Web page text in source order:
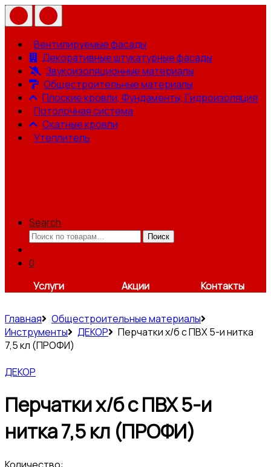
Вентилируемые фасады
Декоративные штукатурные фасады
Звукоизоляционные материалы
Общестроительные материалы
Плоские кровли, Фундаменты, Гидроизоляция
Потолочная система
Скатные кровли
Утеплитель
Search
Искать:
Поиск
0
Услуги
Акции Контакты
Главная
Общестроительные материалы
Инструменты
ДЕКОР
Перчатки х/б с ПВХ 5-и нитка
7,5 кл (ПРОФИ)
ДЕКОР
Перчатки х/б с ПВХ 5-и
нитка 7,5 кл (ПРОФИ)